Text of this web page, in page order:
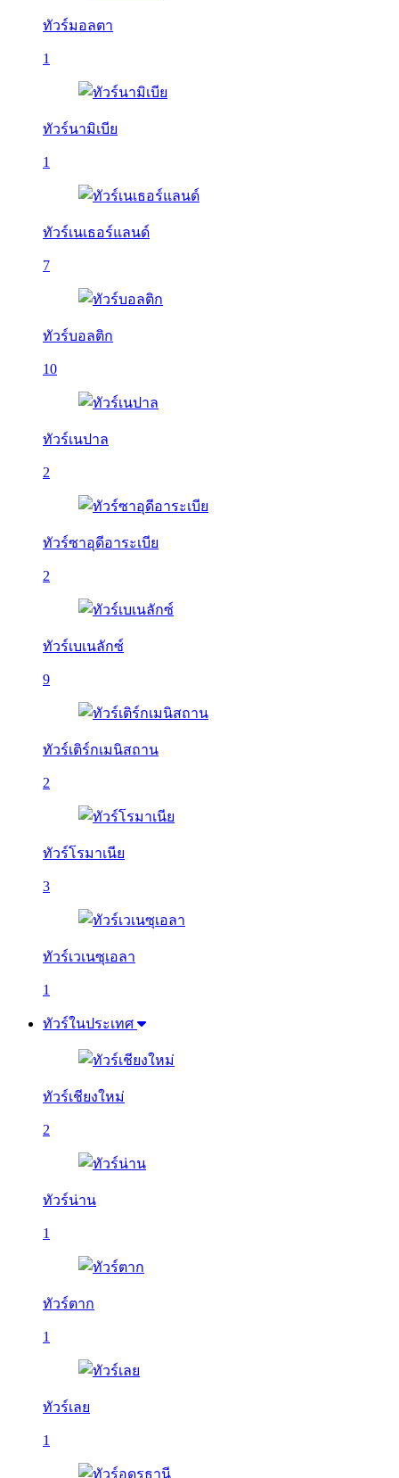
ทัวร์มอลตา
1
ทัวร์นามิเบีย
1
ทัวร์เนเธอร์แลนด์
7
ทัวร์บอลติก
10
ทัวร์เนปาล
2
ทัวร์ซาอุดีอาระเบีย
2
ทัวร์เบเนลักซ์
9
ทัวร์เติร์กเมนิสถาน
2
ทัวร์โรมาเนีย
3
ทัวร์เวเนซุเอลา
1
ทัวร์ในประเทศ
ทัวร์เชียงใหม่
2
ทัวร์น่าน
1
ทัวร์ตาก
1
ทัวร์เลย
1